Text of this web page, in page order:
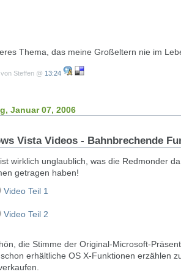
Thema, das meine Großeltern nie im
Steffen @ 13:24
Januar 07, 2006
Vista Videos - Bahnbrechende
wirklich unglaublich, was die Redmonder
getragen haben!
Video Teil 1
Video Teil 2
die Stimme der Original-Microsoft-
erhältliche OS X-Funktionen erzählen